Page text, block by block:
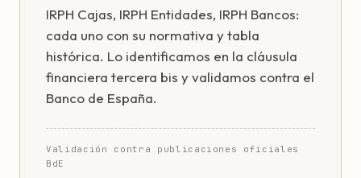
IRPH Cajas, IRPH Entidades, IRPH Bancos:
cada uno con su normativa y tabla
histórica. Lo identificamos en la cláusula
financiera tercera bis y validamos contra el
Banco de España.
Validación contra publicaciones oficiales
BdE